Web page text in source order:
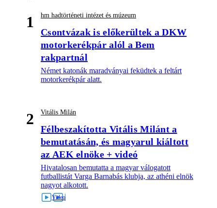
1 hm hadtörténeti intézet és múzeum
Csontvázak is előkerültek a DKW
motorkerékpár alól a Bem
rakpartnál
Német katonák maradványai feküdtek a feltárt
motorkerékpár alatt.
2 Vitális Milán
Félbeszakította Vitális Milánt a
bemutatásán, és magyarul kiáltott
az AEK elnöke + videó
Hivatalosan bemutatta a magyar válogatott
futballistát Varga Barnabás klubja, az athéni elnök
nagyot alkotott.